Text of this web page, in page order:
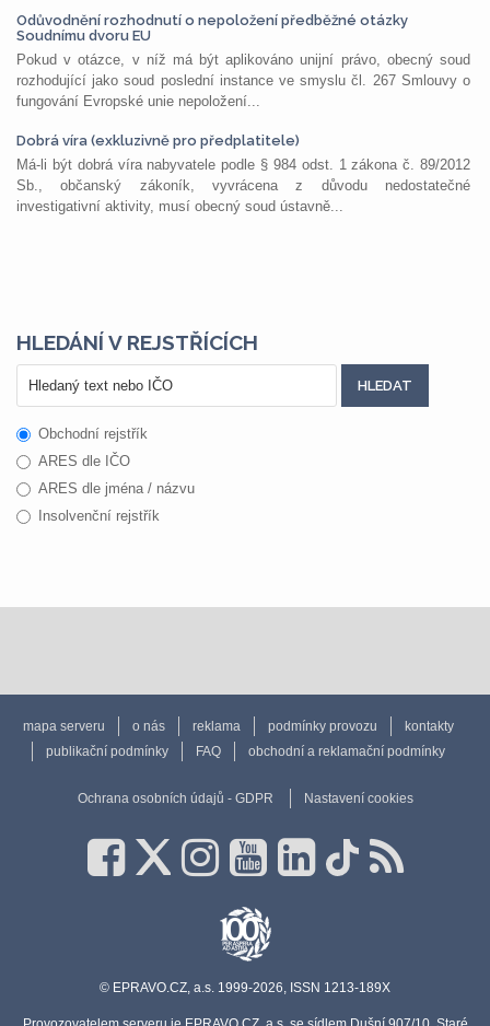
Odůvodnění rozhodnutí o nepoložení předběžné otázky
Soudnímu dvoru EU
Pokud v otázce, v níž má být aplikováno unijní právo, obecný soud
rozhodující jako soud poslední instance ve smyslu čl. 267 Smlouvy o
fungování Evropské unie nepoložení...
Dobrá víra (exkluzivně pro předplatitele)
Má-li být dobrá víra nabyvatele podle § 984 odst. 1 zákona č. 89/2012
Sb., občanský zákoník, vyvrácena z důvodu nedostatečné
investigativní aktivity, musí obecný soud ústavně...
HLEDÁNÍ V REJSTŘÍCÍCH
Obchodní rejstřík
ARES dle IČO
ARES dle jména / názvu
Insolvenční rejstřík
mapa serveru o nás reklama podmínky provozu
kontakty
publikační podmínky
FAQ obchodní a reklamační podmínky
Ochrana osobních údajů - GDPR Nastavení cookies
© EPRAVO.CZ, a.s. 1999-2026, ISSN 1213-189X